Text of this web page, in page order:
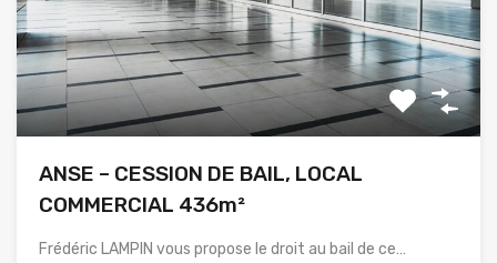
ANSE – CESSION DE BAIL, LOCAL
COMMERCIAL 436m²
Frédéric LAMPIN vous propose le droit au bail de ce…